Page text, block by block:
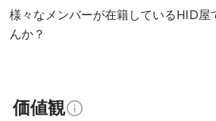
様々なメンバーが在籍しているHID屋
んか？
価値観